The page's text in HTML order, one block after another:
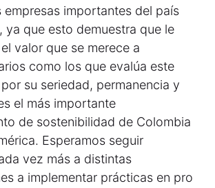
empresas importantes del país
ya que esto demuestra que le
valor que se merece a
como los que evalúa este
su seriedad, permanencia y
el más importante
de sostenibilidad de Colombia
Esperamos seguir
vez más a distintas
a implementar prácticas en pro